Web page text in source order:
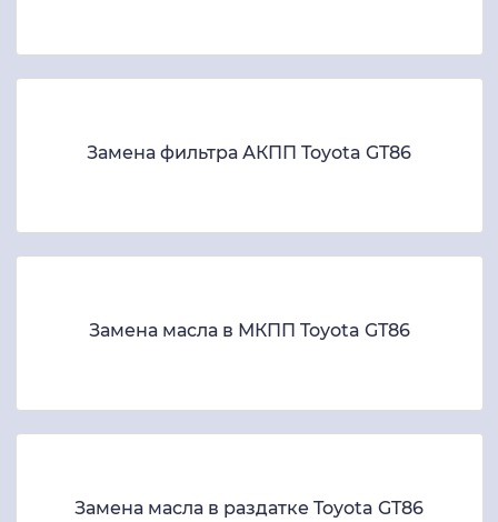
Замена фильтра АКПП Toyota GT86
Замена масла в МКПП Toyota GT86
Замена масла в раздатке Toyota GT86